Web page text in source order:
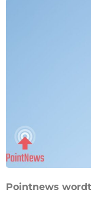
Pointnews